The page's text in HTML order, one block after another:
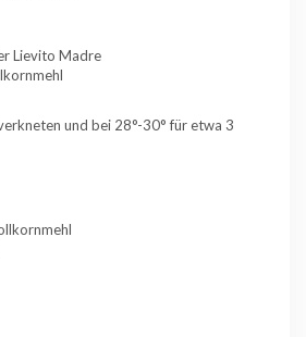
Lievito Madre
und bei 28°-30° für etwa 3